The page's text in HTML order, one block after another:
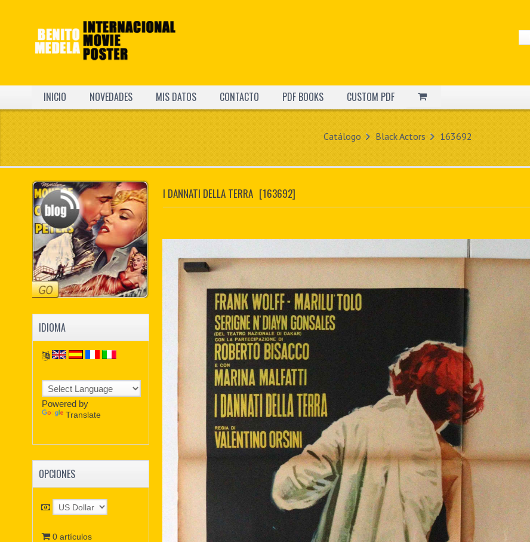
INICIO NOVEDADES MIS DATOS CONTACTO PDF BOOKS CUSTOM PDF
Catálogo Black Actors 163692
I DANNATI DELLA TERRA [163692]
IDIOMA
Powered by
Translate
OPCIONES
0 artículos